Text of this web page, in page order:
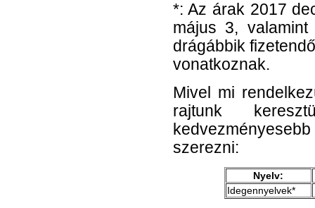
*: Az árak 2017
május 3,
drágábbik
vonatkoznak.
Mivel mi
rajtunk
szerezni:
Nyelv:
Idegennyelvek*